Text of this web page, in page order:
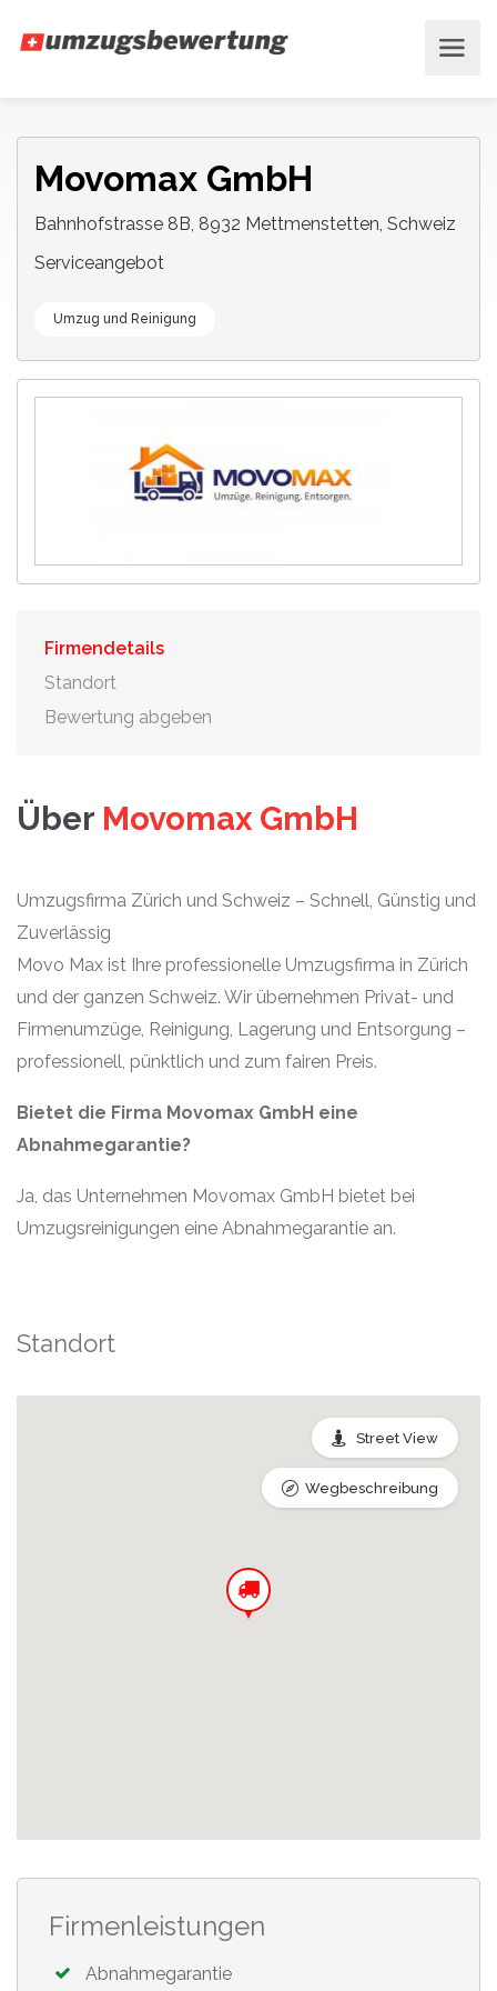
Movomax GmbH
Bahnhofstrasse 8B, 8932 Mettmenstetten, Schweiz
Serviceangebot
Umzug und Reinigung
Firmendetails
Standort
Bewertung abgeben
Über Movomax GmbH
Umzugsfirma Zürich und Schweiz – Schnell, Günstig und
Zuverlässig
Movo Max ist Ihre professionelle Umzugsfirma in Zürich
und der ganzen Schweiz. Wir übernehmen Privat- und
Firmenumzüge, Reinigung, Lagerung und Entsorgung –
professionell, pünktlich und zum fairen Preis.
Bietet die Firma Movomax GmbH eine
Abnahmegarantie?
Ja, das Unternehmen Movomax GmbH bietet bei
Umzugsreinigungen eine Abnahmegarantie an.
Standort
Street View
Wegbeschreibung
Firmenleistungen
Abnahmegarantie